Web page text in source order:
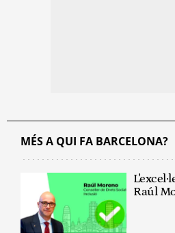
MÉS A QUI FA BARCELONA?
Raúl